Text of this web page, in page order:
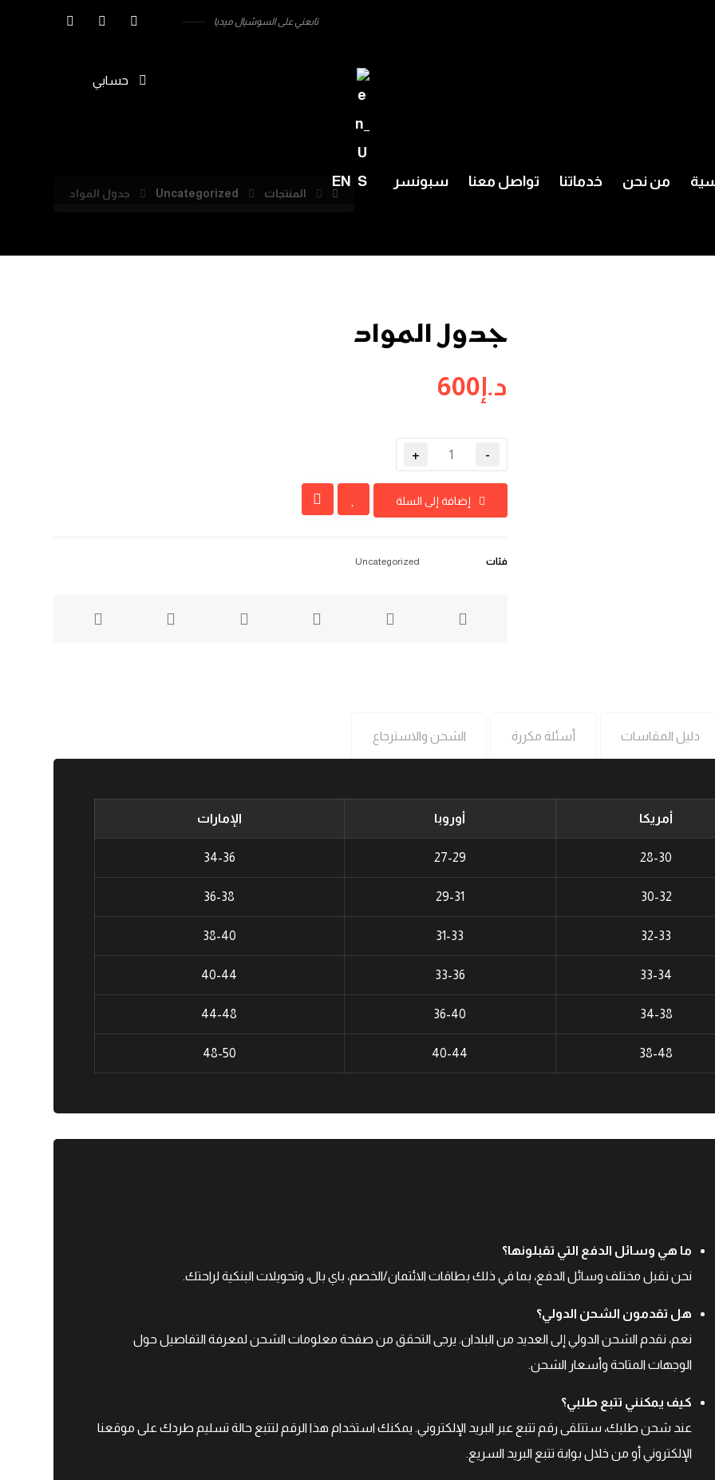
تابعني على السوشيال ميديا
من نحن خدماتنا تواصل معنا سبونسر EN
حسابي
المنتجات Uncategorized جدول المواد
جدول المواد
د.إ600
-
+
إضافة إلى السلة
فئات Uncategorized
دليل المقاسات أسئلة مكررة الشحن والاسترجاع
أمريكا أوروبا الإمارات
28-30
27-29
34-36
30-32
29-31
36-38
32-33
31-33
38-40
33-34
33-36
40-44
34-38
36-40
44-48
38-48
40-44
48-50
ما هي وسائل الدفع التي تقبلونها؟
نحن نقبل مختلف وسائل الدفع، بما في ذلك بطاقات الائتمان/الخصم، باي بال، وتحويلات البنكية لراحتك.
هل تقدمون الشحن الدولي؟
نعم، نقدم الشحن الدولي إلى العديد من البلدان. يرجى التحقق من صفحة معلومات الشحن لمعرفة التفاصيل حول
الوجهات المتاحة وأسعار الشحن.
كيف يمكنني تتبع طلبي؟
عند شحن طلبك، ستتلقى رقم تتبع عبر البريد الإلكتروني. يمكنك استخدام هذا الرقم لتتبع حالة تسليم طردك على موقعنا
الإلكتروني أو من خلال بوابة تتبع البريد السريع.